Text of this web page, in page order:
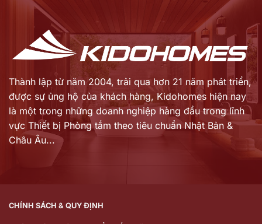
Thành lập từ năm 2004, trải qua hơn 21 năm phát triển,
được sự ủng hộ của khách hàng, Kidohomes hiện nay
là một trong những doanh nghiệp hàng đầu trong lĩnh
vực Thiết bị Phòng tắm theo tiêu chuẩn Nhật Bản &
Châu Âu...
CHÍNH SÁCH & QUY ĐỊNH